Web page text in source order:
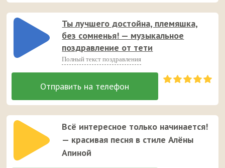
Ты лучшего достойна, племяшка,
без сомненья! — музыкальное
поздравление от тети
Полный текст поздравления
Всё интересное только начинается!
— красивая песня в стиле Алёны
Апиной